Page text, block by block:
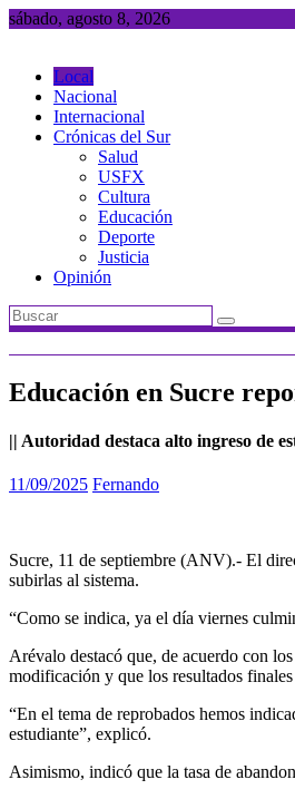
Saltar
sábado, agosto 8, 2026
Local
Nacional
Internacional
Crónicas del Sur
Salud
USFX
Cultura
Educación
Deporte
Justicia
Opinión
Educación en Sucre
|| Autoridad destaca alto ingreso de
11/09/2025 Fernando
Sucre, 11 de septiembre (ANV).- El
subirlas al sistema.
“Como se indica, ya el día viernes
Arévalo destacó que, de acuerdo con
modificación y que los resultados
“En el tema de reprobados hemos
estudiante”, explicó.
Asimismo, indicó que la tasa de